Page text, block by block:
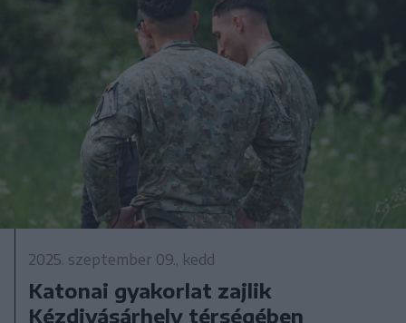
2025. szeptember 09., kedd
Katonai gyakorlat zajlik
Kézdivásárhely térségében